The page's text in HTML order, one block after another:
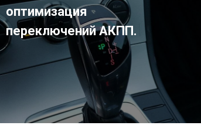
оптимизация
переключений АКПП.